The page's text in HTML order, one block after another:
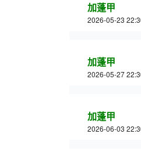
加蓬甲
2026-05-23
加蓬甲
2026-05-27
加蓬甲
2026-06-03